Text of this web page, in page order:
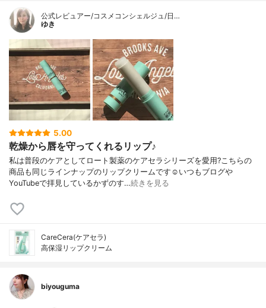
公式レビュアー/コスメコンシェルジュ/日…
ゆき
5.00
乾燥から唇を守ってくれるリップ♪
私は普段のケアとしてロート製薬のケアセラシリーズを愛用?こちらの
商品も同じラインナップのリップクリームです☺️いつもブログや
YouTubeで拝見しているかずのす…続きを見る
CareCera(ケアセラ)
高保湿リップクリーム
biyouguma